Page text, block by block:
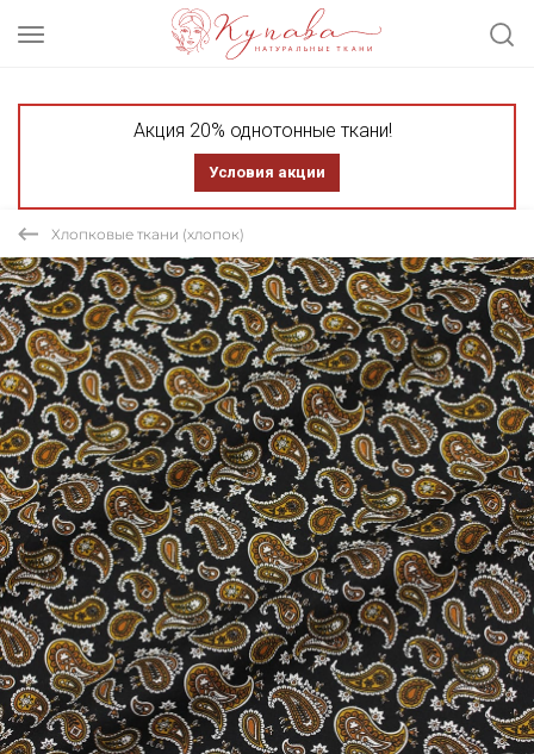
Акция 20% однотонные ткани!
Условия акции
Хлопковые ткани (хлопок)